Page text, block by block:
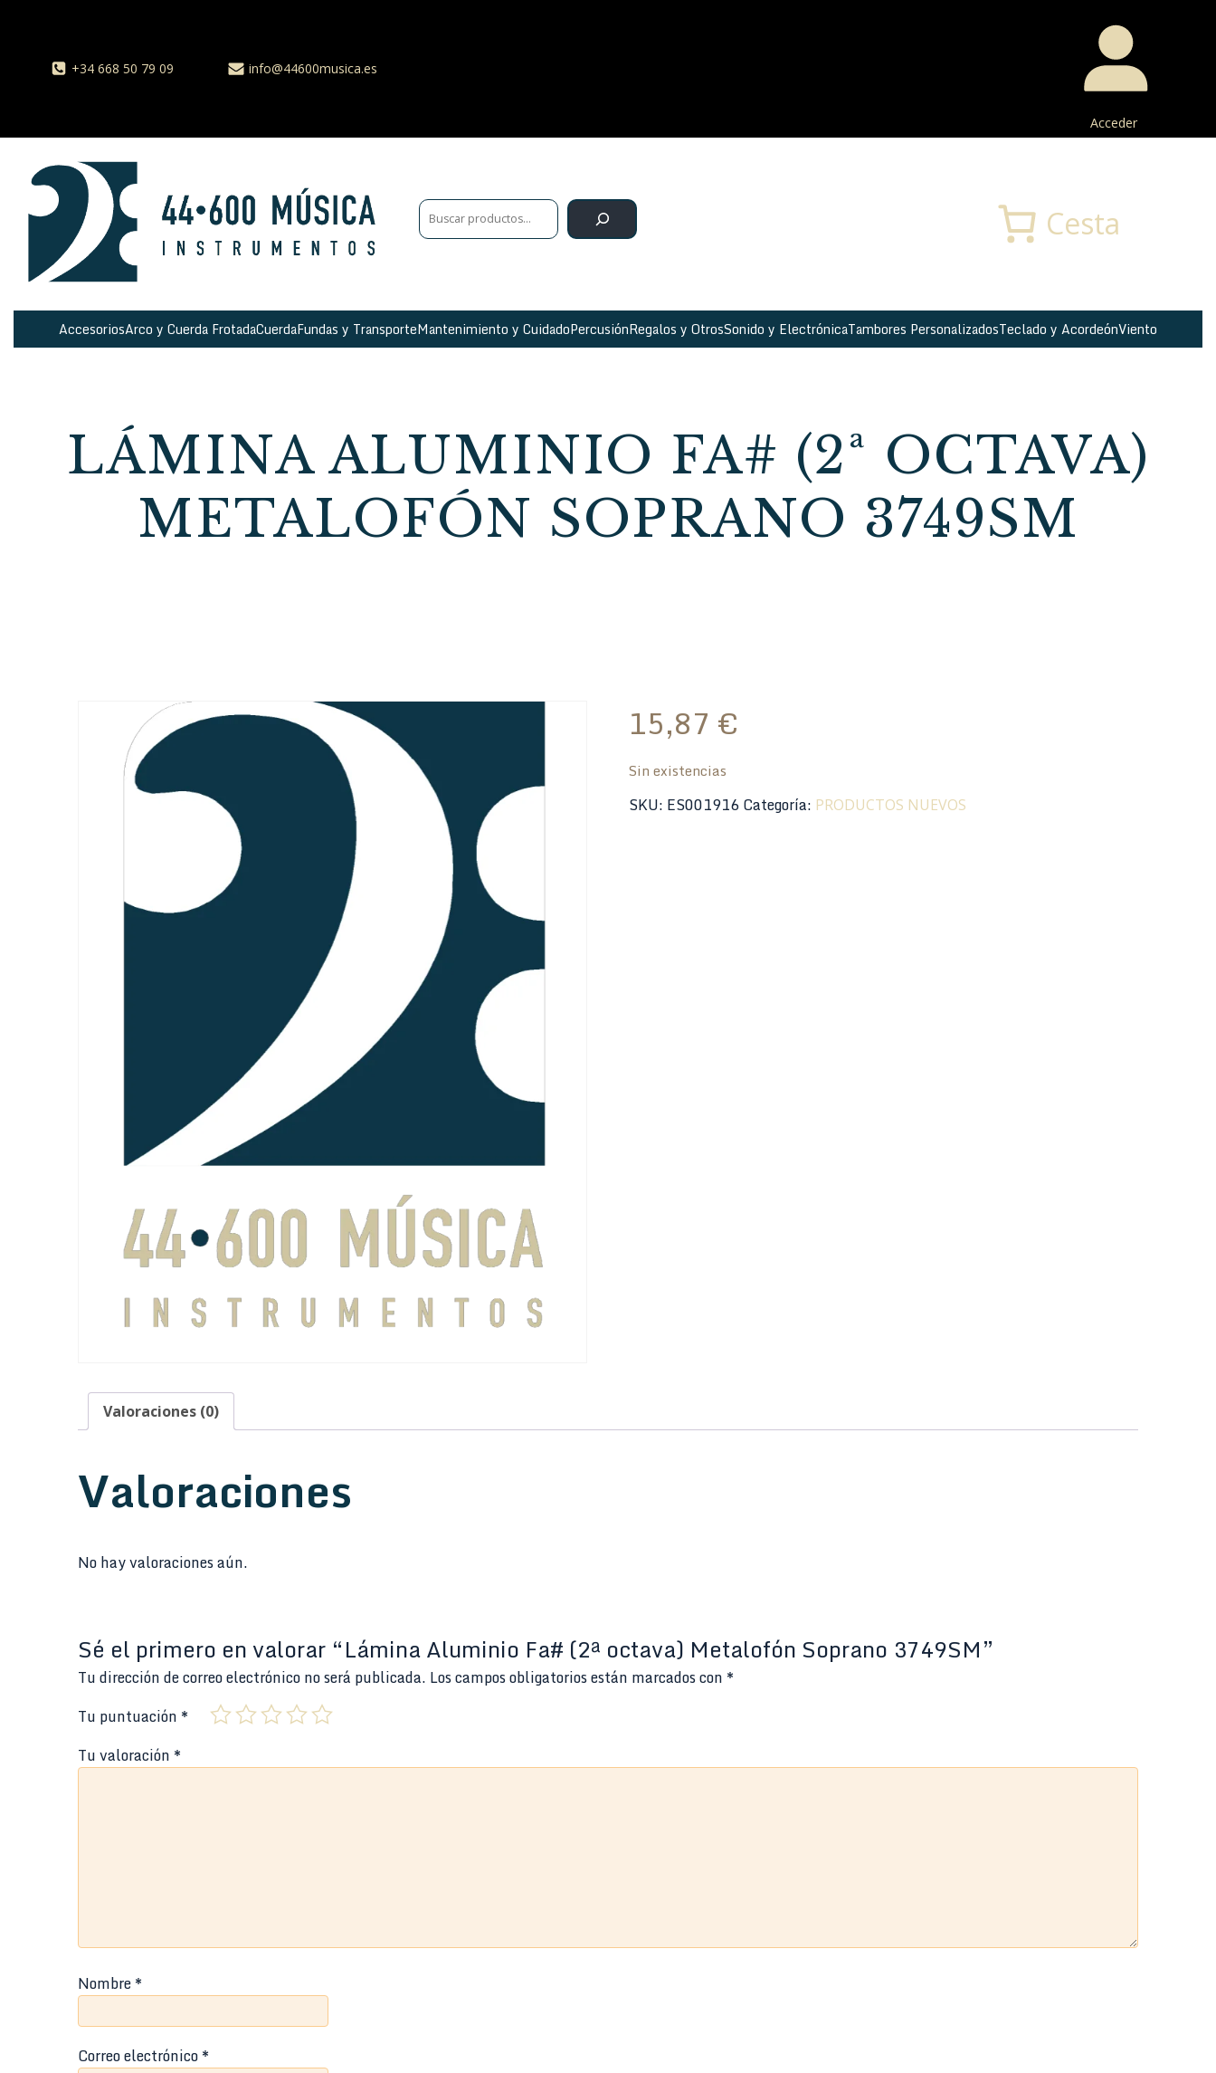
+34 668 50 79 09 info@44600musica.es
Acceder
Cesta
AccesoriosArco y Cuerda FrotadaCuerdaFundas y TransporteMantenimiento y CuidadoPercusiónRegalos y OtrosSonido y ElectrónicaTambores PersonalizadosTeclado y AcordeónViento
LÁMINA ALUMINIO FA# (2ª OCTAVA)
METALOFÓN SOPRANO 3749SM
15,87 €
Sin existencias
SKU: ES001916Categoría: PRODUCTOS NUEVOS
Valoraciones (0)
Valoraciones
No hay valoraciones aún.
Sé el primero en valorar “Lámina Aluminio Fa# (2ª octava) Metalofón Soprano 3749SM”
Tu dirección de correo electrónico no será publicada. Los campos obligatorios están marcados con *
Tu puntuación *
Tu valoración *
Nombre*
Correo electrónico*